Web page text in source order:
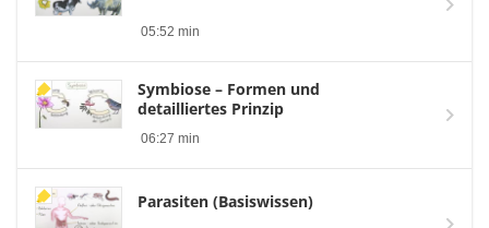
05:52 min
Symbiose – Formen und
detailliertes Prinzip
06:27 min
Parasiten (Basiswissen)